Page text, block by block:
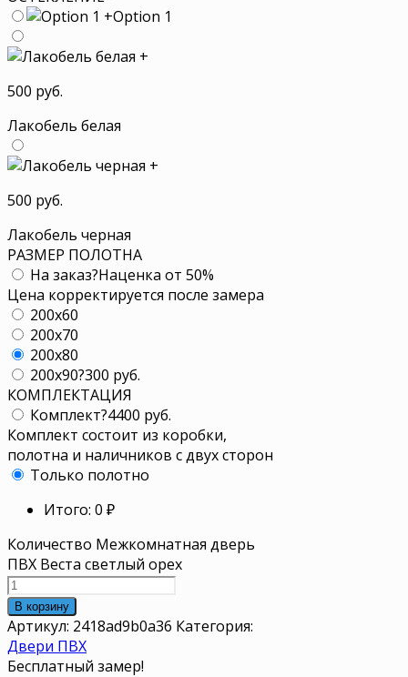
+Option 1
+
500 руб.
Лакобель белая
+
500 руб.
Лакобель черная
РАЗМЕР ПОЛОТНА
На заказ?Наценка от 50%
Цена корректируется после замера
200x60
200x70
200x80
200x90?300 руб.
КОМПЛЕКТАЦИЯ
Комплект?4400 руб.
Комплект состоит из коробки,
полотна и наличников с двух сторон
Только полотно
Итого: 0 ₽
Количество Межкомнатная дверь
ПВХ Веста светлый орех
В корзину
Артикул: 2418ad9b0a36 Категория:
Двери ПВХ
Бесплатный замер!